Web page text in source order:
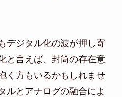
デジタル化の波が押し寄
と言えば、封筒の存在意
く方もいるかもしれませ
ルとアナログの融合によ